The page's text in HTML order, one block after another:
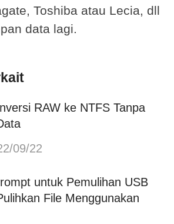
Toshiba atau Lecia, dll
data lagi.
RAW ke NTFS Tanpa
09/22
untuk Pemulihan USB
File Menggunakan